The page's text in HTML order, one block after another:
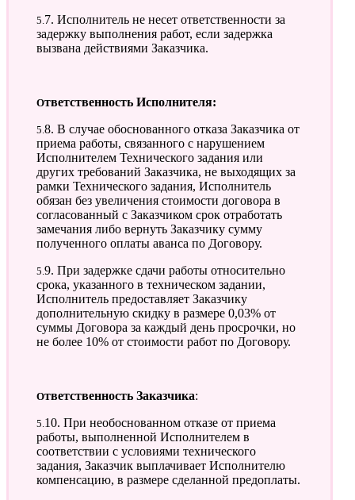
5.7. Исполнитель не несет ответственности за
задержку выполнения работ, если задержка
вызвана действиями Заказчика.
Ответственность Исполнителя:
5.8. В случае обоснованного отказа Заказчика от
приема работы, связанного с нарушением
Исполнителем Технического задания или
других требований Заказчика, не выходящих за
рамки Технического задания, Исполнитель
обязан без увеличения стоимости договора в
согласованный с Заказчиком срок отработать
замечания либо вернуть Заказчику сумму
полученного оплаты аванса по Договору.
5.9. При задержке сдачи работы относительно
срока, указанного в техническом задании,
Исполнитель предоставляет Заказчику
дополнительную скидку в размере 0,03% от
суммы Договора за каждый день просрочки, но
не более 10% от стоимости работ по Договору.
Ответственность Заказчика:
5.10. При необоснованном отказе от приема
работы, выполненной Исполнителем в
соответствии с условиями технического
задания, Заказчик выплачивает Исполнителю
компенсацию, в размере сделанной предоплаты.